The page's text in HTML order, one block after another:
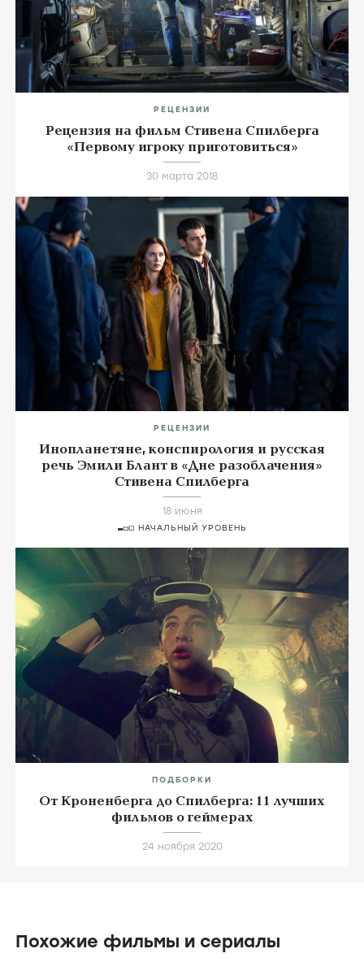
РЕЦЕНЗИИ
Рецензия на фильм Стивена Спилберга
«Первому игроку приготовиться»
30 марта 2018
РЕЦЕНЗИИ
Инопланетяне, конспирология и русская
речь Эмили Блант в «Дне разоблачения»
Стивена Спилберга
18 июня
НАЧАЛЬНЫЙ УРОВЕНЬ
ПОДБОРКИ
От Кроненберга до Спилберга: 11 лучших
фильмов о геймерах
24 ноября 2020
Похожие фильмы и сериалы